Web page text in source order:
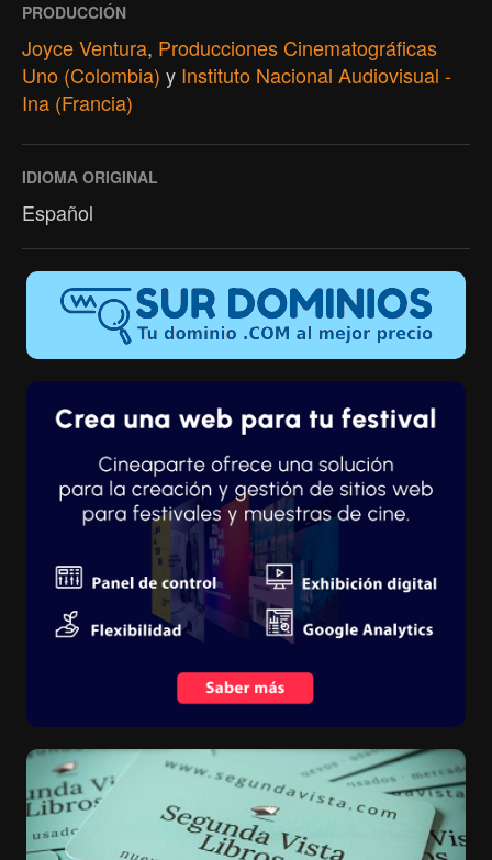
PRODUCCIÓN
Joyce Ventura, Producciones Cinematográficas
Uno (Colombia) y Instituto Nacional Audiovisual -
Ina (Francia)
IDIOMA ORIGINAL
Español